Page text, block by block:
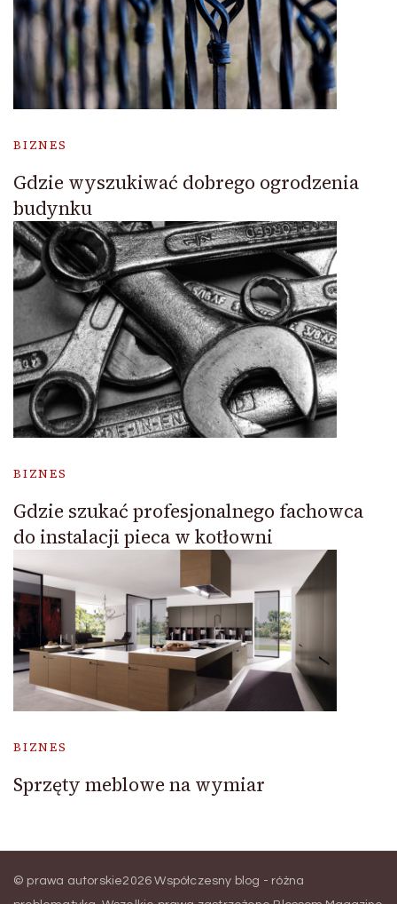
BIZNES
Gdzie wyszukiwać dobrego ogrodzenia
budynku
BIZNES
Gdzie szukać profesjonalnego fachowca
do instalacji pieca w kotłowni
BIZNES
Sprzęty meblowe na wymiar
© prawa autorskie2026Współczesny blog - różna